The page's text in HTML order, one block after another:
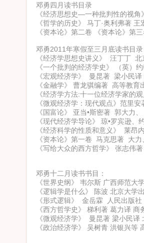
邓勇四月读书目录
《经济思想史—一种批判性的视
《哲学的历史》 马丁·奥利弗著
《资本论》第二卷 《资本论》第
邓勇2011年寒假至三月底读书目录
《经济学思想史讲义》 汪丁丁 北
《一个批判的经济学史》 （英）
《宏观经济学》 曼昆著 梁小民
《金融学》 曹龙骐编著 高等教育
《经济学方法:十一位经济学家的
《微观经济学：现代观点》范里
《国富论》 亚当•斯密著 郭大力
《现代经济学导论》 琼•罗宾逊
《经济科学的性质和意义》 莱昂
《资本论》第一卷 马克思著 大
《写给大众的西方哲学》 张志伟
邓勇十二月读书书目：
《世界史纲》 韦尔斯 广西师范大
《逻辑学是什么》 陈波 北京大学
《形式逻辑》 金岳霖 人民出版社
《西方哲学史》 梯利著 葛力译 商
《微观经济学》 曼昆著 梁小民译
《政治经济学》 吴树青 洪银兴等